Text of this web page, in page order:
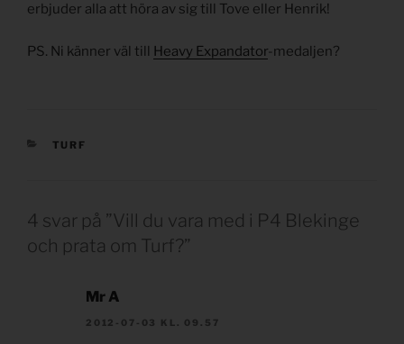
erbjuder alla att höra av sig till Tove eller Henrik!
PS. Ni känner väl till Heavy Expandator -medaljen?
KATEGORIER
TURF
4 svar på ”Vill du vara med i P4 Blekinge
och prata om Turf?”
Mr A
2012-07-03 KL. 09.57